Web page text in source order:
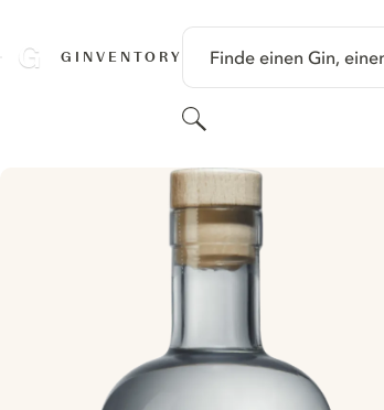
GINVENTORY Finde einen Gin,
Suchen